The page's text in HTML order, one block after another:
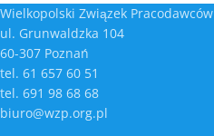
Wielkopolski Związek Pracodawców
ul. Grunwaldzka 104
60-307 Poznań
tel. 61 657 60 51
tel. 691 98 68 68
biuro@wzp.org.pl